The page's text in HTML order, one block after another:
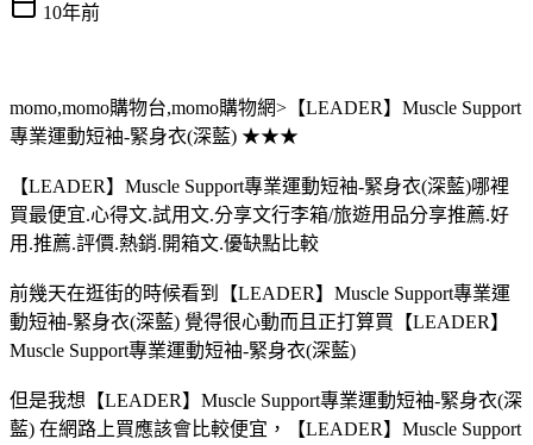
10年前
momo,momo購物台,momo購物網>【LEADER】Muscle Support
專業運動短袖-緊身衣(深藍) ★★★
【LEADER】Muscle Support專業運動短袖-緊身衣(深藍)哪裡
買最便宜.心得文.試用文.分享文行李箱/旅遊用品分享推薦.好
用.推薦.評價.熱銷.開箱文.優缺點比較
前幾天在逛街的時候看到【LEADER】Muscle Support專業運
動短袖-緊身衣(深藍) 覺得很心動而且正打算買【LEADER】
Muscle Support專業運動短袖-緊身衣(深藍)
但是我想【LEADER】Muscle Support專業運動短袖-緊身衣(深
藍) 在網路上買應該會比較便宜，【LEADER】Muscle Support